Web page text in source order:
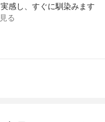
感し、すぐに馴染みます
る